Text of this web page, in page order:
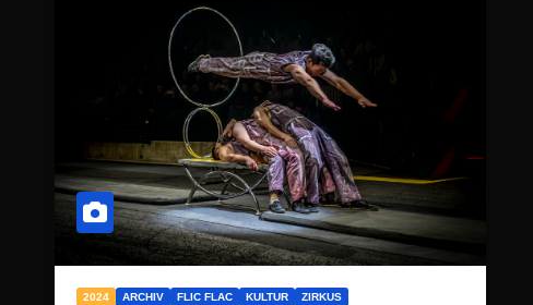
2024 ARCHIV FLIC FLAC KULTUR ZIRKUS